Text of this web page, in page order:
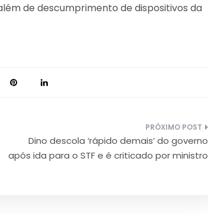
de descumprimento de dispositivos da
Dino descola ‘rápido demais’ do governo
após ida para o STF e é criticado por ministro